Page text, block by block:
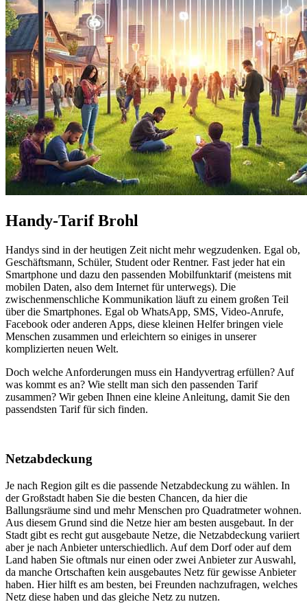
Handy-Tarif Brohl
Handys sind in der heutigen Zeit nicht mehr wegzudenken. Egal ob,
Geschäftsmann, Schüler, Student oder Rentner. Fast jeder hat ein
Smartphone und dazu den passenden Mobilfunktarif (meistens mit
mobilen Daten, also dem Internet für unterwegs). Die
zwischenmenschliche Kommunikation läuft zu einem großen Teil
über die Smartphones. Egal ob WhatsApp, SMS, Video-Anrufe,
Facebook oder anderen Apps, diese kleinen Helfer bringen viele
Menschen zusammen und erleichtern so einiges in unserer
komplizierten neuen Welt.
Doch welche Anforderungen muss ein Handyvertrag erfüllen? Auf
was kommt es an? Wie stellt man sich den passenden Tarif
zusammen? Wir geben Ihnen eine kleine Anleitung, damit Sie den
passendsten Tarif für sich finden.
Netzabdeckung
Je nach Region gilt es die passende Netzabdeckung zu wählen. In
der Großstadt haben Sie die besten Chancen, da hier die
Ballungsräume sind und mehr Menschen pro Quadratmeter wohnen.
Aus diesem Grund sind die Netze hier am besten ausgebaut. In der
Stadt gibt es recht gut ausgebaute Netze, die Netzabdeckung variiert
aber je nach Anbieter unterschiedlich. Auf dem Dorf oder auf dem
Land haben Sie oftmals nur einen oder zwei Anbieter zur Auswahl,
da manche Ortschaften kein ausgebautes Netz für gewisse Anbieter
haben. Hier hilft es am besten, bei Freunden nachzufragen, welches
Netz diese haben und das gleiche Netz zu nutzen.